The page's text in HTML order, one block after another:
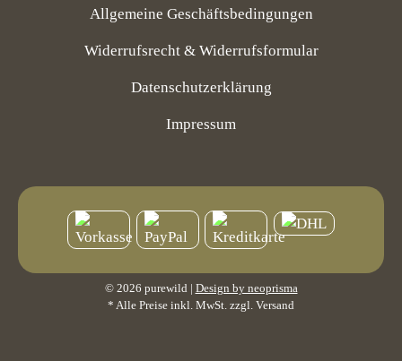
Allgemeine Geschäftsbedingungen
Widerrufsrecht & Widerrufsformular
Datenschutzerklärung
Impressum
© 2026 purewild | Design by neoprisma
* Alle Preise inkl. MwSt. zzgl. Versand